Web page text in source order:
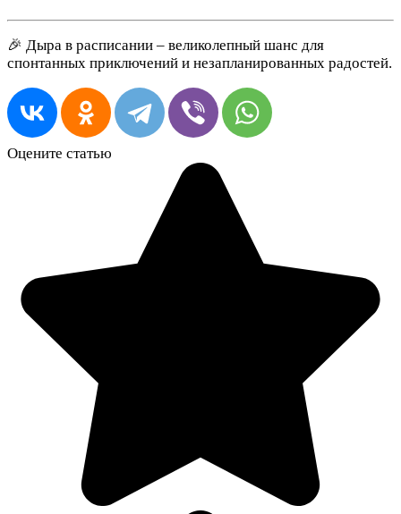
🎉 Дыра в расписании – великолепный шанс для
спонтанных приключений и незапланированных радостей.
Оцените статью